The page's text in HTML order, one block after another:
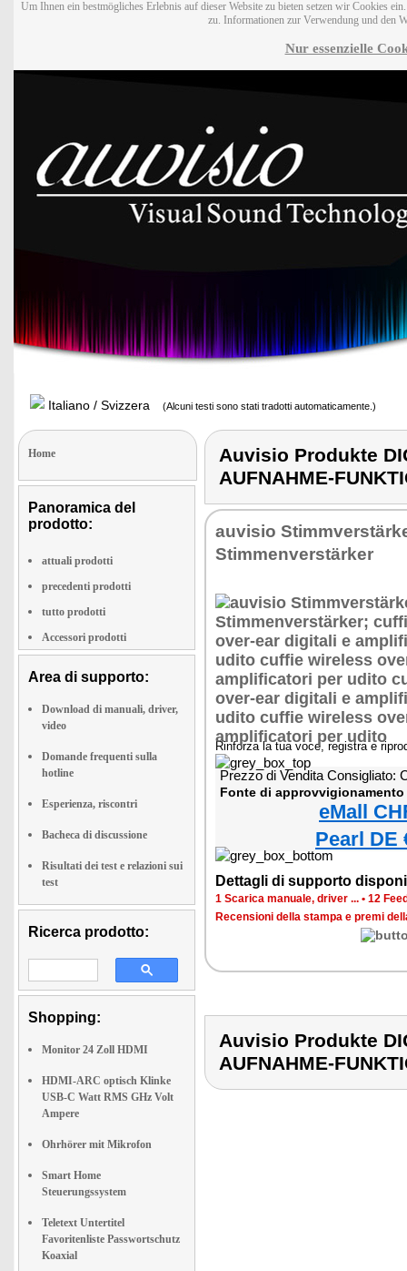
Um Ihnen ein bestmögliches Erlebnis auf dieser Website zu bieten setzen wir Cookies
zu. Informationen zur Verwendung und den
Nur essenzielle
Italiano / Svizzera (Alcuni testi sono stati tradotti automaticamente.)
Home
Panoramica del
prodotto:
attuali prodotti
precedenti prodotti
tutto prodotti
Accessori prodotti
Area di supporto:
Download di manuali, driver,
video
Domande frequenti sulla
hotline
Esperienza, riscontri
Bacheca di discussione
Risultati dei test e relazioni sui
test
Ricerca prodotto:
Shopping:
Monitor 24 Zoll HDMI
HDMI-ARC optisch Klinke
USB-C Watt RMS GHz Volt
Ampere
Ohrhörer mit Mikrofon
Smart Home
Steuerungssystem
Teletext Untertitel
Favoritenliste Passwortschutz
Koaxial
Auvisio Produkte
AUFNAHME-
auvisio
Stimmenverstärker
Rinforza la tua voce, registra e
Prezzo di Vendita Consigliato:
Fonte di
eMall
Pearl DE
Dettagli di supporto
1 Scarica manuale, driver ... • 12
Recensioni della stampa e premi
Auvisio Produkte
AUFNAHME-